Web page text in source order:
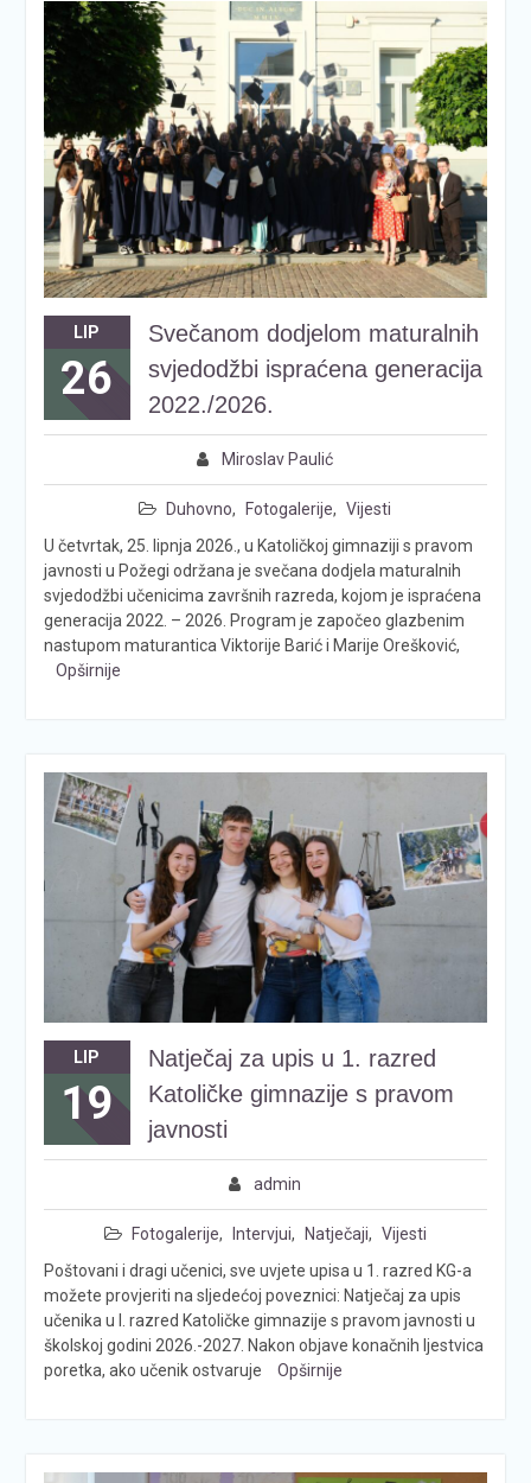
LIP
26
Svečanom dodjelom maturalnih
svjedodžbi ispraćena generacija
2022./2026.
Miroslav Paulić
Duhovno, Fotogalerije, Vijesti
U četvrtak, 25. lipnja 2026., u Katoličkoj gimnaziji s pravom
javnosti u Požegi održana je svečana dodjela maturalnih
svjedodžbi učenicima završnih razreda, kojom je ispraćena
generacija 2022. – 2026. Program je započeo glazbenim
nastupom maturantica Viktorije Barić i Marije Orešković,
Opširnije
LIP
19
Natječaj za upis u 1. razred
Katoličke gimnazije s pravom
javnosti
admin
Fotogalerije, Intervjui, Natječaji, Vijesti
Poštovani i dragi učenici, sve uvjete upisa u 1. razred KG-a
možete provjeriti na sljedećoj poveznici: Natječaj za upis
učenika u I. razred Katoličke gimnazije s pravom javnosti u
školskoj godini 2026.-2027. Nakon objave konačnih ljestvica
poretka, ako učenik ostvaruje
Opširnije